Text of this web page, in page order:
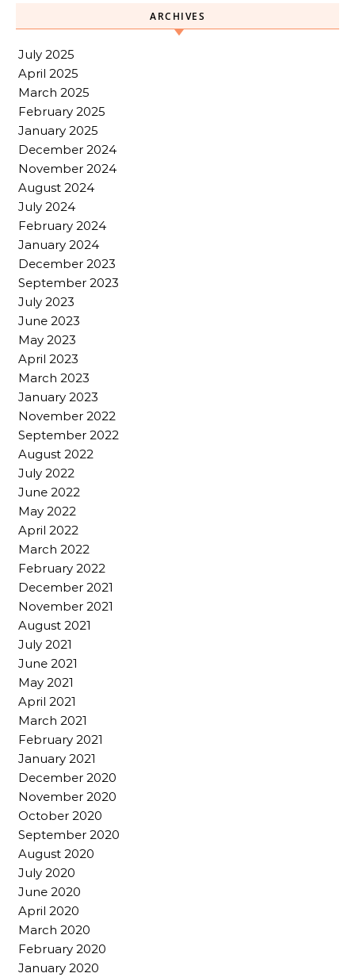
ARCHIVES
July 2025
April 2025
March 2025
February 2025
January 2025
December 2024
November 2024
August 2024
July 2024
February 2024
January 2024
December 2023
September 2023
July 2023
June 2023
May 2023
April 2023
March 2023
January 2023
November 2022
September 2022
August 2022
July 2022
June 2022
May 2022
April 2022
March 2022
February 2022
December 2021
November 2021
August 2021
July 2021
June 2021
May 2021
April 2021
March 2021
February 2021
January 2021
December 2020
November 2020
October 2020
September 2020
August 2020
July 2020
June 2020
April 2020
March 2020
February 2020
January 2020